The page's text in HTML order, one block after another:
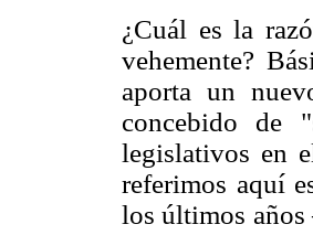
¿Cuál es la
vehemente?
aporta un
concebido de
legislativos en
referimos aquí
los últimos